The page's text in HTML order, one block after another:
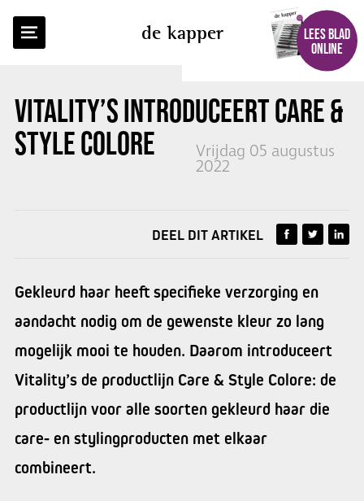
de kapper
LEES BLAD
ONLINE
VITALITY’SINTRODUCEERT CARE &
STYLE COLORE
Vrijdag 05 augustus
2022
TERUG NAAR OVERZICHT
DEEL DIT ARTIKEL
Gekleurd haar heeft speci­fieke verzorging en
aandacht nodig om de gewenste kleur zo lang
mogelijk mooi te houden. Daarom introduceert
Vitality’s de productlijn Care & Style Colore: de
productlijn voor alle soorten gekleurd haar die
care- en stylingproducten met elkaar
combineert.